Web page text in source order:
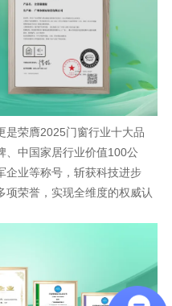
是荣膺2025门窗行业十大品
、中国家居行业价值100公
企业等称号，斩获科技进步
项荣誉，实现全维度的权威认